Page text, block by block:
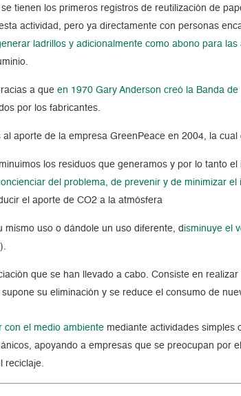
tienen los primeros registros de reutilización de
actividad, pero ya directamente con personas
ladrillos y adicionalmente como abono para
a queen 1970 Gary Anderson creó la Banda
por los fabricantes.
aporte de la empresa GreenPeace en 2004, la cual
los residuos que generamos y por lo tanto el
del problema, de prevenir y de minimizar el
el aporte de CO2 a la atmósfera
mismo uso o dándole un uso diferente, disminuye el
que se han llevado a cabo. Consiste en
su eliminación y se reduce el consumo de
con el medio ambiente mediante actividades simples
apoyando a empresas que se preocupan por
reciclaje.